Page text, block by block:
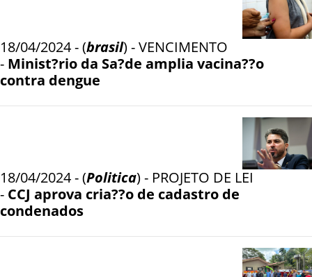
18/04/2024 - (brasil) - VENCIMENTO
- Minist?rio da Sa?de amplia vacina??o
contra dengue
18/04/2024 - (Politica) - PROJETO DE LEI
- CCJ aprova cria??o de cadastro de
condenados